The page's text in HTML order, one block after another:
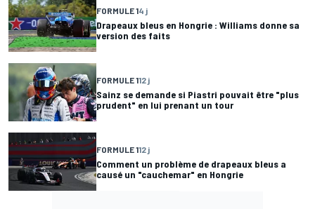
FORMULE 14 j
Drapeaux bleus en Hongrie : Williams donne sa
version des faits
FORMULE 112 j
Sainz se demande si Piastri pouvait être "plus
prudent" en lui prenant un tour
FORMULE 112 j
Comment un problème de drapeaux bleus a
causé un "cauchemar" en Hongrie